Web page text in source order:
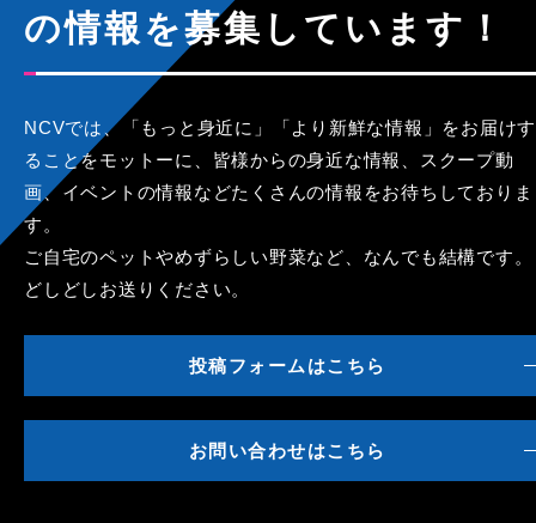
の情報を募集しています！
NCVでは、「もっと身近に」「より新鮮な情報」をお届けす
ることをモットーに、皆様からの身近な情報、スクープ動
画、イベントの情報などたくさんの情報をお待ちしておりま
す。
ご自宅のペットやめずらしい野菜など、なんでも結構です。
どしどしお送りください。
投稿フォームはこちら
お問い合わせはこちら